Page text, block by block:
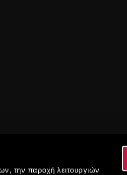
την παροχή λειτουργιών